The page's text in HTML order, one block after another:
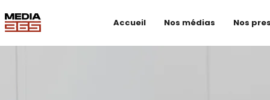
Accueil Nos médias Nos